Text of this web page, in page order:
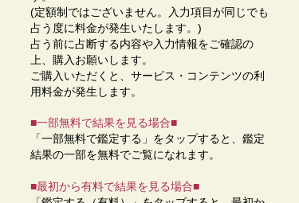
(定額制ではございません。入力項目が同じでも
占う度に料金が発生いたします。)
占う前に占断する内容や入力情報をご確認の
上、購入お願いします。
ご購入いただくと、サービス・コンテンツの利
用料金が発生します。
■一部無料で結果を見る場合■
「一部無料で鑑定する」をタップすると、鑑定
結果の一部を無料でご覧になれます。
■最初から有料で結果を見る場合■